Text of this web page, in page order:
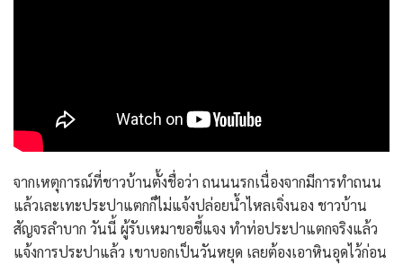
จากเหตุการณ์ที่ชาวบ้านตั้งชื่อว่า ถนนนรกเนื่องจากมีการทำถนน
แล้วเละเทะประปาแตกก็ไม่แจ้งปล่อยน้ำไหลเจิ่งนอง ชาวบ้าน
สัญจรลำบาก วันนี้ ผู้รับเหมาขอชี้แจง ทำท่อประปาแตกจริงแล้ว
แจ้งการประปาแล้ว เขาบอกเป็นวันหยุด เลยต้องเอาหินอุดไว้ก่อน